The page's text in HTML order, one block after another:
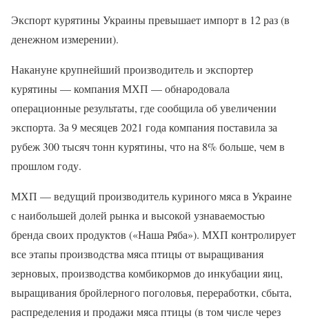
Экспорт курятины Украины превышает импорт в 12 раз (в
денежном измерении).
Накануне крупнейший производитель и экспортер
курятины — компания МХП — обнародовала
операционные результаты, где сообщила об увеличении
экспорта. За 9 месяцев 2021 года компания поставила за
рубеж 300 тысяч тонн курятины, что на 8% больше, чем в
прошлом году.
МХП — ведущий производитель куриного мяса в Украине
с наибольшей долей рынка и высокой узнаваемостью
бренда своих продуктов («Наша Ряба»). МХП контролирует
все этапы производства мяса птицы от выращивания
зерновых, производства комбикормов до инкубации яиц,
выращивания бройлерного поголовья, переработки, сбыта,
распределения и продажи мяса птицы (в том числе через